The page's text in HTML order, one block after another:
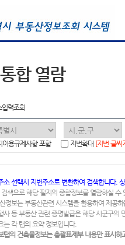
합 열람
력조회
이용규제사항 포함
지번확대 [지번 글씨
소 선택시 지번주소로 변환하여 검색합니다.
색으로 해당 필지의 종합정보를 열람하실 수
정보는 부동산관련 시스템을 활용하여 제공하
사 등 부동산 관련 증명발급은 해당 시군구의
는 각 탭의 요약 정보입니다.
탭의 건축물정보는 총괄표제부 내용만 표시하